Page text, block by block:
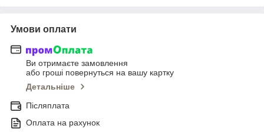
Умови оплати
Ви отримаєте замовлення
або гроші повернуться на вашу картку
Детальніше
Післяплата
Оплата на рахунок